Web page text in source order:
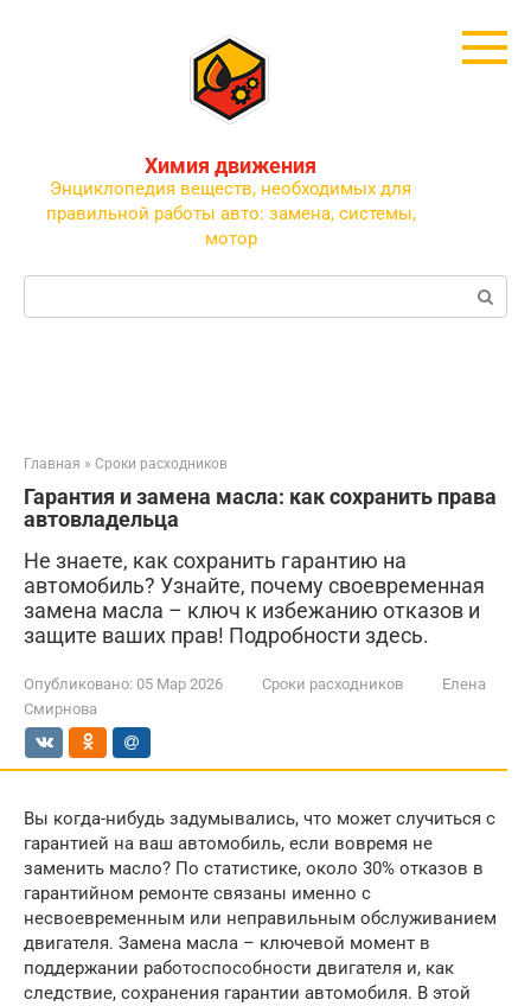
Химия движения
Энциклопедия веществ, необходимых для
правильной работы авто: замена, системы,
мотор
Поиск:
Главная » Сроки расходников
Гарантия и замена масла: как сохранить права
автовладельца
Не знаете, как сохранить гарантию на
автомобиль? Узнайте, почему своевременная
замена масла – ключ к избежанию отказов и
защите ваших прав! Подробности здесь.
Опубликовано: 05 Мар 2026 Сроки расходников
Елена
Смирнова
Вы когда-нибудь задумывались, что может случиться с
гарантией на ваш автомобиль, если вовремя не
заменить масло? По статистике, около 30% отказов в
гарантийном ремонте связаны именно с
несвоевременным или неправильным обслуживанием
двигателя. Замена масла – ключевой момент в
поддержании работоспособности двигателя и, как
следствие, сохранения гарантии автомобиля. В этой